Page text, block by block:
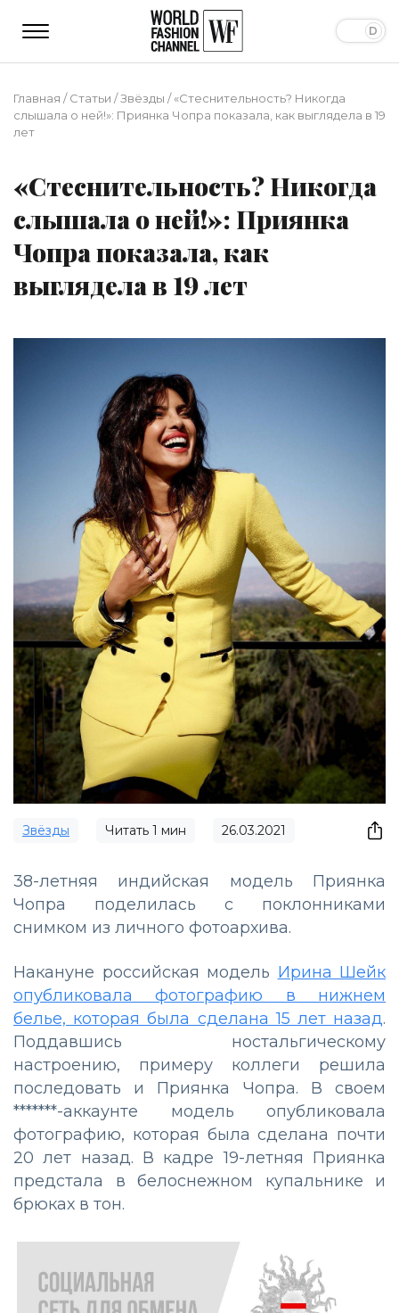
Главная /Статьи /Звёзды /«Стеснительность? Никогда
слышала о ней!»: Приянка Чопра показала, как выглядела в 19
лет
«Стеснительность? Никогда
слышала о ней!»: Приянка
Чопра показала, как
выглядела в 19 лет
Звёзды Читать 1 мин 26.03.2021
38-летняя индийская модель Приянка
Чопра поделилась с поклонниками
снимком из личного фотоархива.
Накануне российская модель Ирина Шейк
опубликовала фотографию в нижнем
белье, которая была сделана 15 лет назад.
Поддавшись ностальгическому
настроению, примеру коллеги решила
последовать и Приянка Чопра. В своем
*******-аккаунте модель опубликовала
фотографию, которая была сделана почти
20 лет назад. В кадре 19-летняя Приянка
предстала в белоснежном купальнике и
брюках в тон.